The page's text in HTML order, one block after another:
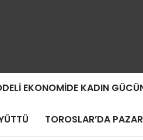
EKONOMIDE KADIN
TOROSLAR’DA